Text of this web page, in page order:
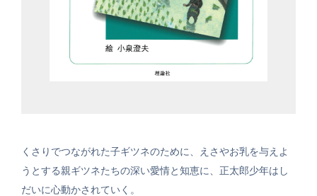
くさりでつながれた子ギツネのために、えさやお乳を与えよ
うとする親ギツネたちの深い愛情と知恵に、正太郎少年はし
だいに心動かされていく。